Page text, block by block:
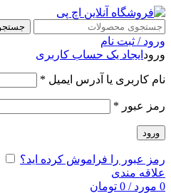
ورود / ثبت نام
ورود ایجاد یک حساب کاربری
نام کاربری یا آدرس ایمیل *
رمز عبور *
ورود
رمز عبور را فراموش کرده اید؟
علاقه مندی
0 مورد /
0 تومان